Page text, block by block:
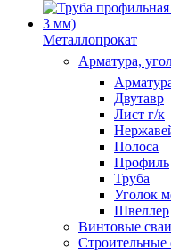
Металлопрокат
Арматура,
Двутавр
Лист г/к
Полоса
Профиль
Труба
Уголок
Швеллер
Винтовые сваи
Строительные